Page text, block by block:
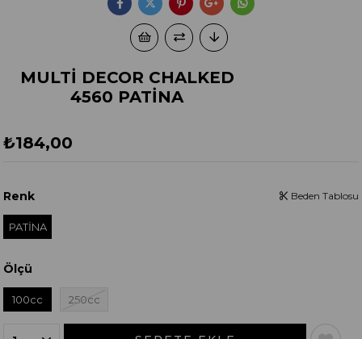
MULTİ DECOR CHALKED
4560 PATİNA
₺184,00
Renk
PATİNA
Beden Tablosu
Ölçü
100cc 250cc